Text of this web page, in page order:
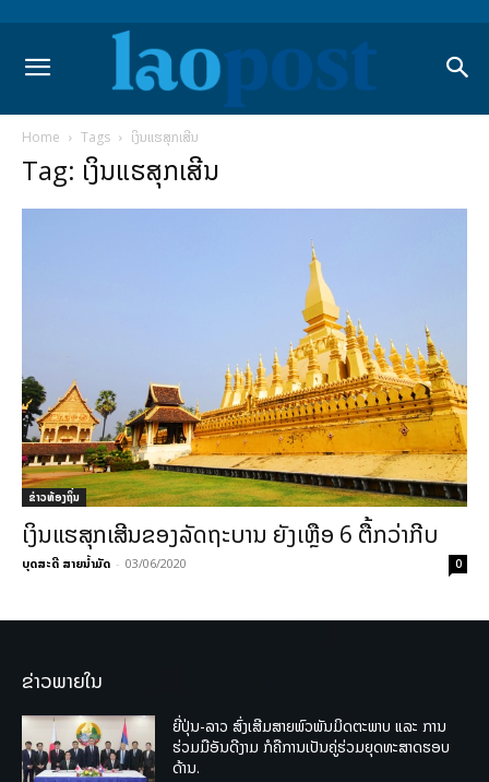
Home Tags ເງິນແຮສຸກເສີນ
Tag: ເງິນແຮສຸກເສີນ
ຂ່າວທ້ອງຖິ່ນ
ເງິນແຮສຸກເສີນຂອງລັດຖະບານ ຍັງເຫຼືອ 6 ຕື້ກວ່າກີບ
ບຸດສະດີ ສາຍນ້ຳມັດ - 03/06/2020 0
ຂ່າວພາຍໃນ
ຍີ່ປຸ່ນ-ລາວ ສົ່ງເສີມສາຍພົວພັນມິດຕະພາບ ແລະ ການ
ຮ່ວມມືອັນດີງາມ ກໍຄືການເປັນຄູ່ຮ່ວມຍຸດທະສາດຮອບ
ດ້ານ.